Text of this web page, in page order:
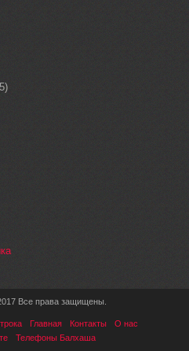
Все права защищены.
Главная Контакты
О нас
Телефоны Балхаша